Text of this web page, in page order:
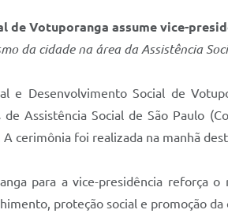
Votuporanga assume vice-
da cidade na área da Assistência
e Desenvolvimento Social de
Assistência Social de São Paulo
cerimônia foi realizada na manhã
para a vice-presidência reforça
proteção social e promoção da